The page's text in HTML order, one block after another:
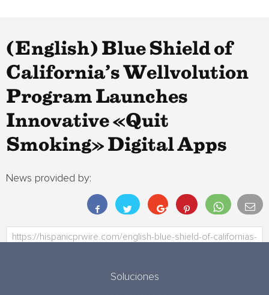
(English) Blue Shield of
California’s Wellvolution
Program Launches
Innovative «Quit
Smoking» Digital Apps
News provided by:
Soluciones